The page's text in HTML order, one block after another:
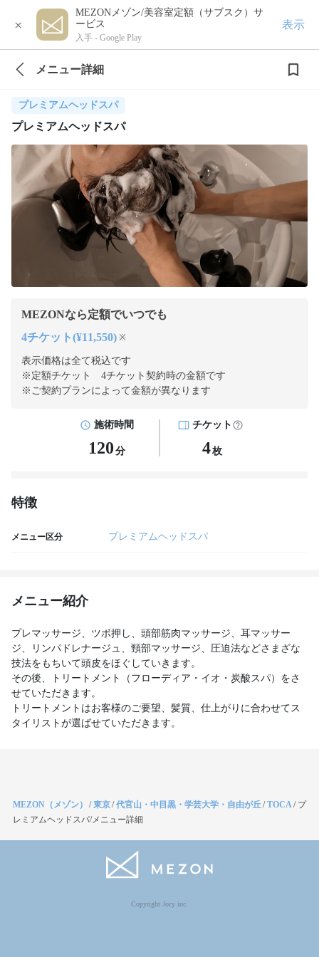
×
MEZONメゾン/美容室定額（サブスク）サ
ービス
入手 - Google Play
表示
メニュー詳細
プレミアムヘッドスパ
プレミアムヘッドスパ
MEZONなら定額でいつでも
4チケット(¥11,550) ※
表示価格は全て税込です
※定額チケット 4チケット契約時の金額です
※ご契約プランによって金額が異なります
施術時間
120 分
チケット
4枚
特徴
メニュー区分 プレミアムヘッドスパ
メニュー紹介
プレマッサージ、ツボ押し、頭部筋肉マッサージ、耳マッサー
ジ、リンパドレナージュ、頸部マッサージ、圧迫法などさまざな
技法をもちいて頭皮をほぐしていきます。
その後、トリートメント（フローディア・イオ・炭酸スパ）をさ
せていただきます。
トリートメントはお客様のご要望、髪質、仕上がりに合わせてス
タイリストが選ばせていただきます。
MEZON（メゾン） /東京/代官山・中目黒・学芸大学・自由が丘/TOCA/ プ
レミアムヘッドスパ/メニュー詳細
Copyright Jocy inc.